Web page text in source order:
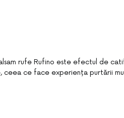
rufe Rufino este efectul de
ceea ce face experiența purtării